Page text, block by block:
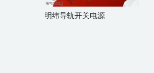
明纬导轨开关电源